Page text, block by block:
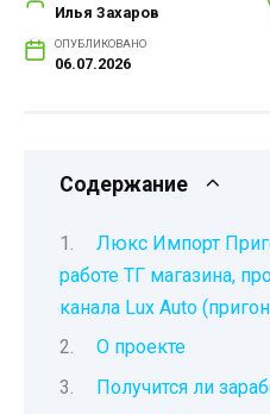
Илья Захаров
ОПУБЛИКОВАНО
06.07.2026
Содержание
Люкс Импорт
работе ТГ магазина,
канала Lux Auto
О проекте
Получится ли